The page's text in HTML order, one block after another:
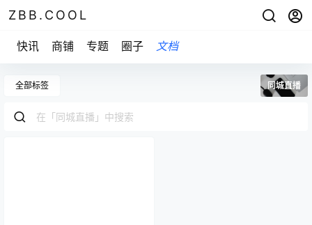
ZBB.COOL
快讯 商铺 专题 圈子 文档
全部标签 同城直播